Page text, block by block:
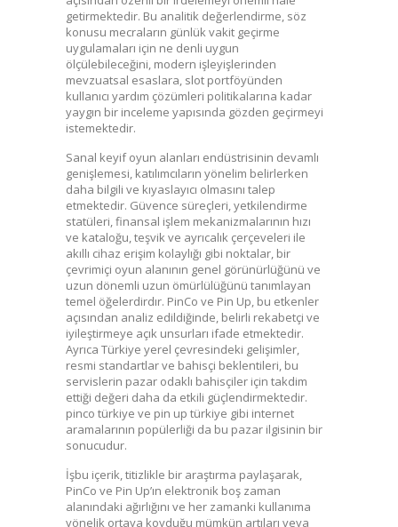
getirmektedir. Bu analitik değerlendirme, söz
konusu mecraların günlük vakit geçirme
uygulamaları için ne denli uygun
ölçülebileceğini, modern işleyişlerinden
mevzuatsal esaslara, slot portföyünden
kullanıcı yardım çözümleri politikalarına kadar
yaygın bir inceleme yapısında gözden geçirmeyi
istemektedir.
Sanal keyif oyun alanları endüstrisinin devamlı
genişlemesi, katılımcıların yönelim belirlerken
daha bilgili ve kıyaslayıcı olmasını talep
etmektedir. Güvence süreçleri, yetkilendirme
statüleri, finansal işlem mekanizmalarının hızı
ve kataloğu, teşvik ve ayrıcalık çerçeveleri ile
akıllı cihaz erişim kolaylığı gibi noktalar, bir
çevrimiçi oyun alanının genel görünürlüğünü ve
uzun dönemli uzun ömürlülüğünü tanımlayan
temel öğelerdirdır. PinCo ve Pin Up, bu etkenler
açısından analiz edildiğinde, belirli rekabetçi ve
iyileştirmeye açık unsurları ifade etmektedir.
Ayrıca Türkiye yerel çevresindeki gelişimler,
resmi standartlar ve bahisçi beklentileri, bu
servislerin pazar odaklı bahisçiler için takdim
ettiği değeri daha da etkili güçlendirmektedir.
pinco türkiye ve pin up türkiye gibi internet
aramalarının popülerliği da bu pazar ilgisinin bir
sonucudur.
İşbu içerik, titizlikle bir araştırma paylaşarak,
PinCo ve Pin Up’ın elektronik boş zaman
alanındaki ağırlığını ve her zamanki kullanıma
yönelik ortaya koyduğu mümkün artıları veya